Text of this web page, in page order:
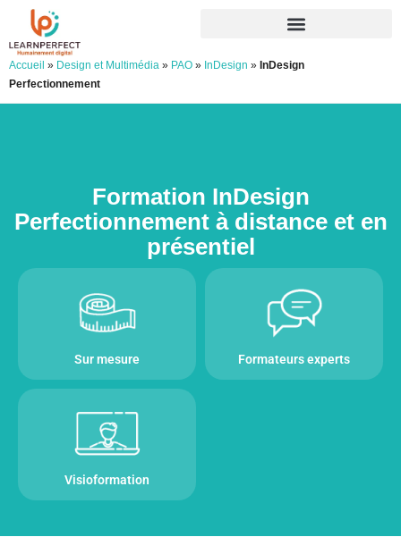
Accueil » Design et Multimédia » PAO » InDesign » InDesign
Perfectionnement
Formation InDesign
Perfectionnement à distance et en
présentiel
Sur mesure Formateurs experts
Visioformation